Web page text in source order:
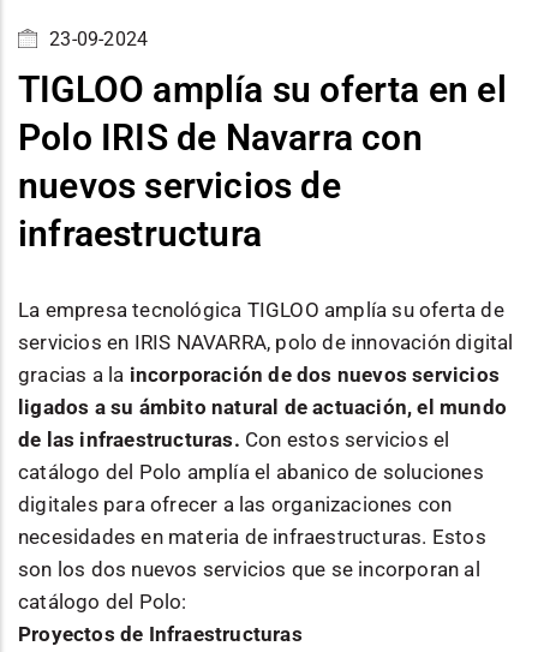
23-09-2024
TIGLOO amplía su oferta en el
Polo IRIS de Navarra con
nuevos servicios de
infraestructura
La empresa tecnológica TIGLOO amplía su oferta de
servicios en IRIS NAVARRA, polo de innovación digital
gracias a la incorporación de dos nuevos servicios
ligados a su ámbito natural de actuación, el mundo
de las infraestructuras. Con estos servicios el
catálogo del Polo amplía el abanico de soluciones
digitales para ofrecer a las organizaciones con
necesidades en materia de infraestructuras. Estos
son los dos nuevos servicios que se incorporan al
catálogo del Polo:
Proyectos de Infraestructuras